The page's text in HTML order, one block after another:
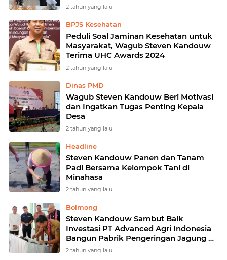
2 tahun yang lalu
BPJS Kesehatan
Peduli Soal Jaminan Kesehatan untuk
Masyarakat, Wagub Steven Kandouw
Terima UHC Awards 2024
2 tahun yang lalu
Dinas PMD
Wagub Steven Kandouw Beri Motivasi
dan Ingatkan Tugas Penting Kepala
Desa
2 tahun yang lalu
Headline
Steven Kandouw Panen dan Tanam
Padi Bersama Kelompok Tani di
Minahasa
2 tahun yang lalu
Bolmong
Steven Kandouw Sambut Baik
Investasi PT Advanced Agri Indonesia
Bangun Pabrik Pengeringan Jagung di
Bolmong
2 tahun yang lalu